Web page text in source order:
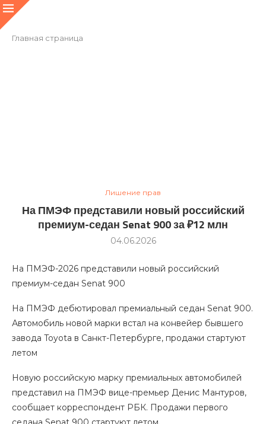
Главная страница
Лишение прав
На ПМЭФ представили новый российский
премиум-седан Senat 900 за ₽12 млн
04.06.2026
На ПМЭФ-2026 представили новый российский
премиум-седан Senat 900
На ПМЭФ дебютировал премиальный седан Senat 900.
Автомобиль новой марки встал на конвейер бывшего
завода Toyota в Санкт-Петербурге, продажи стартуют
летом
Новую российскую марку премиальных автомобилей
представил на ПМЭФ вице-премьер Денис Мантуров,
сообщает корреспондент РБК. Продажи первого